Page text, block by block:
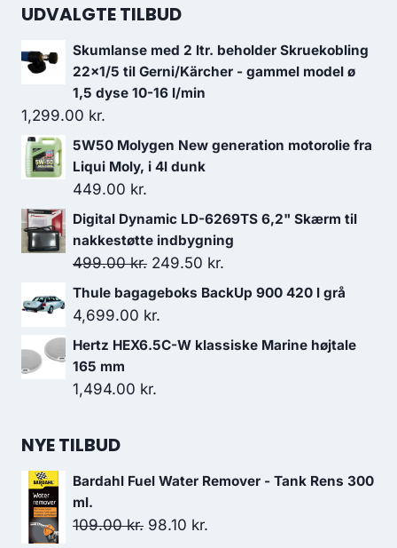
UDVALGTE TILBUD
Skumlanse med 2 ltr. beholder Skruekobling
22x1/5 til Gerni/Kärcher - gammel model ø
1,5 dyse 10-16 l/min
1,299.00 kr.
5W50 Molygen New generation motorolie fra
Liqui Moly, i 4l dunk
449.00 kr.
Digital Dynamic LD-6269TS 6,2" Skærm til
nakkestøtte indbygning
499.00kr. Den
oprindelige
pris
249.50 kr.
aktuelle
Thule bagageboks BackUp 900 420 l grå
4,699.00 kr.
Hertz HEX6.5C-W klassiske Marine højtale
165 mm
1,494.00 kr.
NYE TILBUD
Bardahl Fuel Water Remover - Tank Rens 300
ml.
109.00kr. Den
98.10 kr.